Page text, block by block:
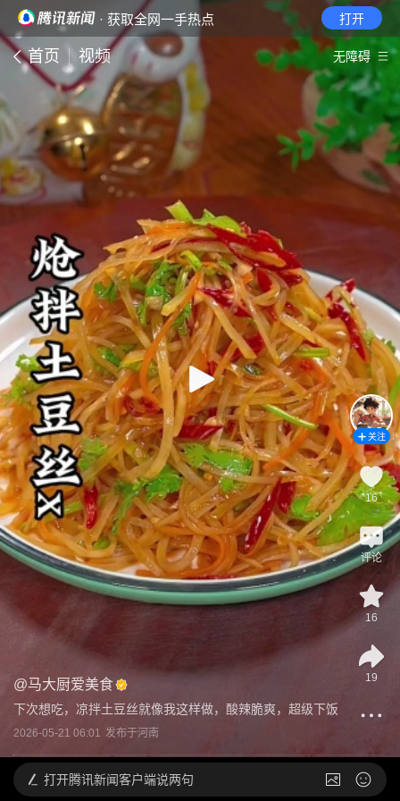
· 获取全网一手热点 打开
首页 视频 无障碍
@马大厨爱美食
下次想吃，凉拌土豆丝就像我这样做，酸辣脆爽，超级下饭
2026-05-21 06:01 发布于河南
关注
16
评论
16
19
打开腾讯新闻客户端说两句